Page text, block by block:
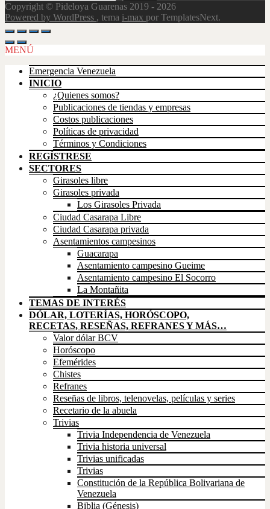
Copyright © Pideloya Guarenas 2019 - 2026
Powered by WordPress , tema i-max por TemplatesNext.
Scroll
Up
MENÚ
Emergencia Venezuela
INICIO
¿Quienes somos?
Publicaciones de tiendas y empresas
Costos publicaciones
Políticas de privacidad
Términos y Condiciones
REGÍSTRESE
SECTORES
Girasoles libre
Girasoles privada
Los Girasoles Privada
Ciudad Casarapa Libre
Ciudad Casarapa privada
Asentamientos campesinos
Guacarapa
Asentamiento campesino Gueime
Asentamiento campesino El Socorro
La Montañita
TEMAS DE INTERÉS
DÓLAR, LOTERÍAS, HORÓSCOPO,
RECETAS, RESEÑAS, REFRANES Y MÁS…
Valor dólar BCV
Horóscopo
Efemérides
Chistes
Refranes
Reseñas de libros, telenovelas, películas y series
Recetario de la abuela
Trivias
Trivia Independencia de Venezuela
Trivia historia universal
Trivias unificadas
Trivias
Constitución de la República Bolivariana de
Venezuela
Biblia (Génesis)